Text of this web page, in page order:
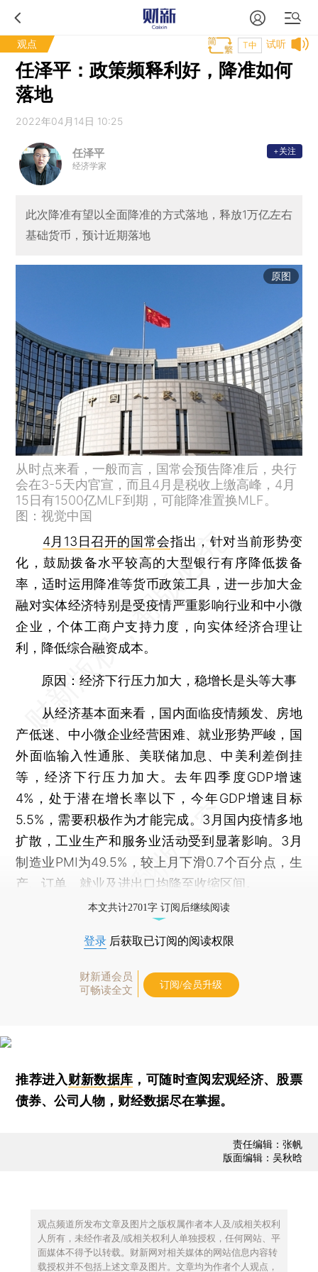
观点 试听
T中
任泽平：政策频释利好，降准如何
落地
2022年04月14日 10:25
任泽平
经济学家
+关注
此次降准有望以全面降准的方式落地，释放1万亿左右
基础货币，预计近期落地
原图
从时点来看，一般而言，国常会预告降准后，央行
会在3-5天内官宣，而且4月是税收上缴高峰，4月
15日有1500亿MLF到期，可能降准置换MLF。
图：视觉中国
4月13日召开的国常会指出，针对当前形势变
化，鼓励拨备水平较高的大型银行有序降低拨备
率，适时运用降准等货币政策工具，进一步加大金
融对实体经济特别是受疫情严重影响行业和中小微
企业，个体工商户支持力度，向实体经济合理让
利，降低综合融资成本。
原因：经济下行压力加大，稳增长是头等大事
从经济基本面来看，国内面临疫情频发、房地
产低迷、中小微企业经营困难、就业形势严峻，国
外面临输入性通胀、美联储加息、中美利差倒挂
等，经济下行压力加大。去年四季度GDP增速
4%，处于潜在增长率以下，今年GDP增速目标
5.5%，需要积极作为才能完成。3月国内疫情多地
扩散，工业生产和服务业活动受到显著影响。3月
制造业PMI为49.5%，较上月下滑0.7个百分点，生
产、订单、就业及进出口均降至收缩区间。
本文共计2701字 订阅后继续阅读
登录 后获取已订阅的阅读权限
财新通会员
可畅读全文
订阅/会员升级
推荐进入财新数据库 ，可随时查阅宏观经济、股票
债券、公司人物，财经数据尽在掌握。
责任编辑：张帆
版面编辑：吴秋晗
观点频道所发布文章及图片之版权属作者本人及/或相关权利
人所有，未经作者及/或相关权利人单独授权，任何网站、平
面媒体不得予以转载。财新网对相关媒体的网站信息内容转
载授权并不包括上述文章及图片。文章均为作者个人观点，